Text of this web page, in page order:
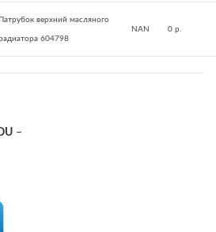
Патрубок верхний масляного
604798
NAN 0 р.
–